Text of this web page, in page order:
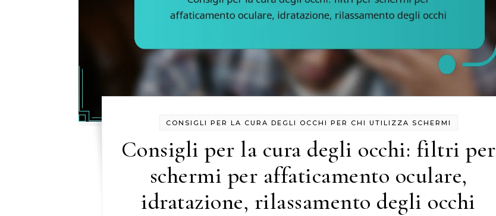
CONSIGLI PER LA CURA DEGLI OCCHI PER CHI UTILIZZA SCHERMI
Consigli per la cura degli occhi: filtri per
schermi per affaticamento oculare,
idratazione, rilassamento degli occhi